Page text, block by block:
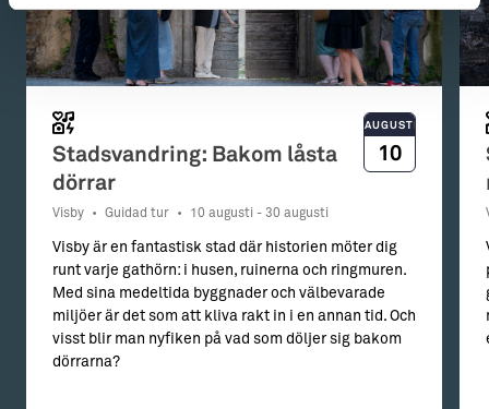
Stadsvandring: Bakom låsta
dörrar
Visby • Guidad tur • 10 augusti - 30 augusti
AUGUSTI
10
Visby är en fantastisk stad där historien möter dig
runt varje gathörn: i husen, ruinerna och ringmuren.
Med sina medeltida byggnader och välbevarade
miljöer är det som att kliva rakt in i en annan tid. Och
visst blir man nyfiken på vad som döljer sig bakom
dörrarna?